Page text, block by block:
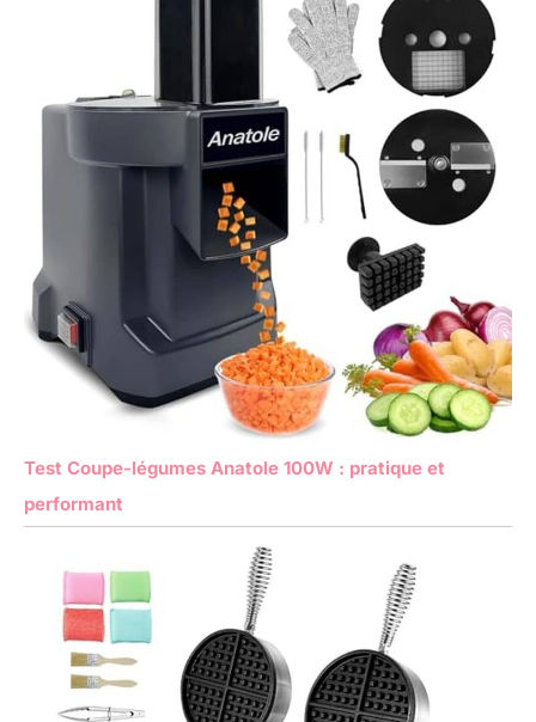
Test Coupe-légumes Anatole 100W : pratique et
performant